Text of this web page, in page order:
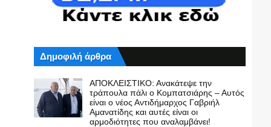
Δημοφιλή άρθρα
ΑΠΟΚΛΕΙΣΤΙΚΟ: Ανακάτεψε την
τράπουλα πάλι ο Κομπατσιάρης – Αυτός
είναι ο νέος Αντιδήμαρχος Γαβριήλ
Αμανατίδης και αυτές είναι οι
αρμοδιότητες που αναλαμβάνει!